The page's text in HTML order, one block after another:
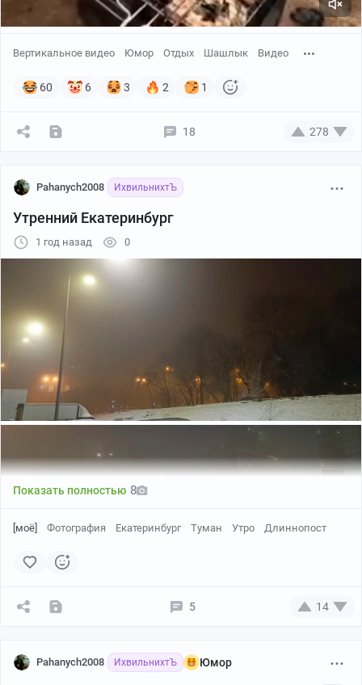
Вертикальное видео Юмор Отдых Шашлык Видео
60 6 3 2 1
18 278
Pahanych2008 ИхвильнихтЪ
Утренний Екатеринбург
1 год назад 0
Показать полностью 8
[моё] Фотография Екатеринбург Туман Утро Длиннопост
5 14
Pahanych2008 ИхвильнихтЪ Юмор